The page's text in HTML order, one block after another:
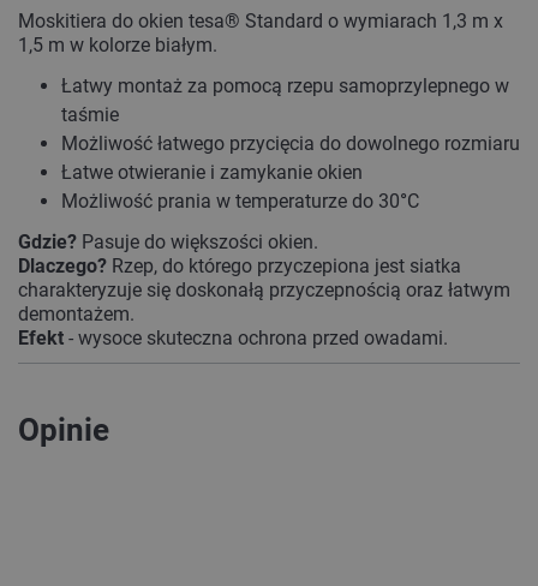
Moskitiera do okien tesa® Standard o wymiarach 1,3 m x
1,5 m w kolorze białym.
Łatwy montaż za pomocą rzepu samoprzylepnego w
taśmie
Możliwość łatwego przycięcia do dowolnego rozmiaru
Łatwe otwieranie i zamykanie okien
Możliwość prania w temperaturze do 30°C
Gdzie? Pasuje do większości okien.
Dlaczego? Rzep, do którego przyczepiona jest siatka
charakteryzuje się doskonałą przyczepnością oraz łatwym
demontażem.
Efekt - wysoce skuteczna ochrona przed owadami.
Opinie